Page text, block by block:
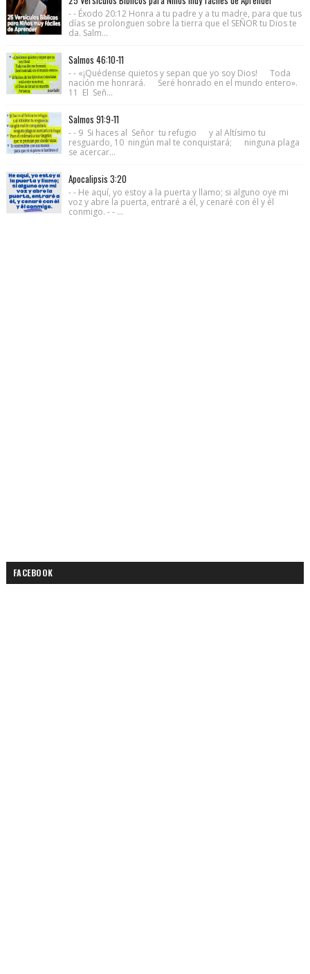
- - Éxodo 20:12 Honra a tu padre y a tu madre, para que tus
días se prolonguen sobre la tierra que el SEÑOR tu Dios te
da. Salm...
Salmos 46:10-11
- - «¡Quédense quietos y sepan que yo soy Dios! Toda
nación me honrará. Seré honrado en el mundo entero».
11 El Señ...
Salmos 91:9-11
- - 9 Si haces al Señor tu refugio y al Altísimo tu
resguardo, 10 ningún mal te conquistará; ninguna plaga
se acercar...
Apocalipsis 3:20
- - He aquí, yo estoy a la puerta y llamo; si alguno oye mi
voz y abre la puerta, entraré a él, y cenaré con él y él
conmigo. - - ...
FACEBOOK